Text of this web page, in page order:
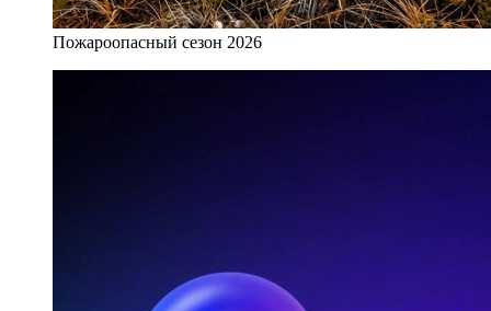
Пожароопасный сезон 2026